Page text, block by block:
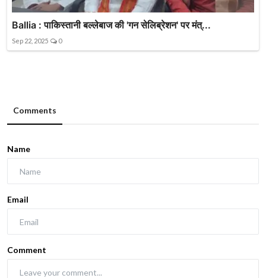
Ballia : पाकिस्तानी बल्लेबाज की 'गन सेलिब्रेशन' पर मंत्...
Sep 22, 2025 0
Comments
Name
Email
Comment